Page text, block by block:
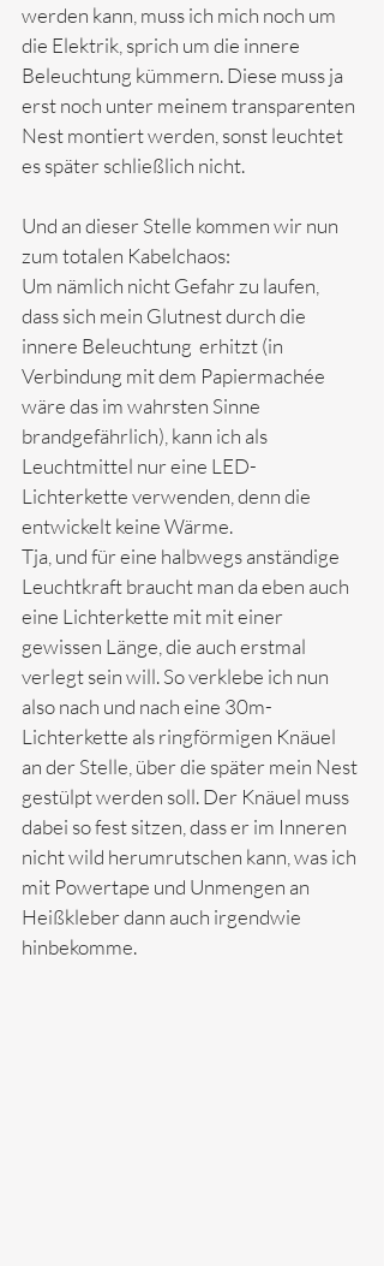
werden kann, muss ich mich noch um
die Elektrik, sprich um die innere
Beleuchtung kümmern. Diese muss ja
erst noch unter meinem transparenten
Nest montiert werden, sonst leuchtet
es später schließlich nicht.
Und an dieser Stelle kommen wir nun
zum totalen Kabelchaos:
Um nämlich nicht Gefahr zu laufen,
dass sich mein Glutnest durch die
innere Beleuchtung  erhitzt (in
Verbindung mit dem Papiermachée
wäre das im wahrsten Sinne
brandgefährlich), kann ich als
Leuchtmittel nur eine LED-
Lichterkette verwenden, denn die
entwickelt keine Wärme.
Tja, und für eine halbwegs anständige
Leuchtkraft braucht man da eben auch
eine Lichterkette mit mit einer
gewissen Länge, die auch erstmal
verlegt sein will. So verklebe ich nun
also nach und nach eine 30m-
Lichterkette als ringförmigen Knäuel
an der Stelle, über die später mein Nest
gestülpt werden soll. Der Knäuel muss
dabei so fest sitzen, dass er im Inneren
nicht wild herumrutschen kann, was ich
mit Powertape und Unmengen an
Heißkleber dann auch irgendwie
hinbekomme.